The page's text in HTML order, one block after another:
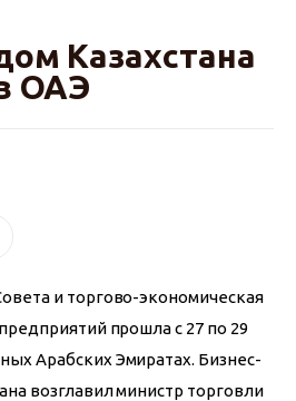
Казахстана
ОАЭ
и торгово-экономическая
прошла с 27 по 29
Арабских Эмиратах. Бизнес-
возглавил министр торговли